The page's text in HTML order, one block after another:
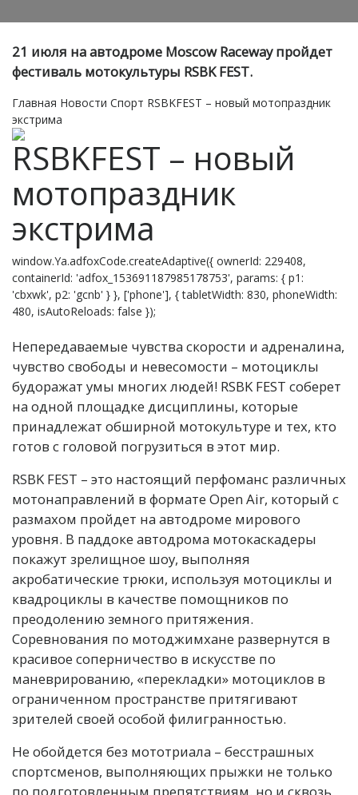
21 июля на автодроме Moscow Raceway пройдет
фестиваль мотокультуры RSBK FEST.
Главная Новости Спорт RSBKFEST – новый мотопраздник
экстрима
RSBKFEST – новый
мотопраздник
экстрима
window.Ya.adfoxCode.createAdaptive({ ownerId: 229408,
containerId: 'adfox_153691187985178753', params: { p1:
'cbxwk', p2: 'gcnb' } }, ['phone'], { tabletWidth: 830, phoneWidth:
480, isAutoReloads: false });
Непередаваемые чувства скорости и адреналина,
чувство свободы и невесомости – мотоциклы
будоражат умы многих людей! RSBK FEST соберет
на одной площадке дисциплины, которые
принадлежат обширной мотокультуре и тех, кто
готов с головой погрузиться в этот мир.
RSBK FEST – это настоящий перфоманс различных
мотонаправлений в формате Open Air, который с
размахом пройдет на автодроме мирового
уровня. В паддоке автодрома мотокаскадеры
покажут зрелищное шоу, выполняя
акробатические трюки, используя мотоциклы и
квадроциклы в качестве помощников по
преодолению земного притяжения.
Соревнования по мотоджимхане развернутся в
красивое соперничество в искусстве по
маневрированию, «перекладки» мотоциклов в
ограниченном пространстве притягивают
зрителей своей особой филигранностью.
Не обойдется без мототриала – бесстрашных
спортсменов, выполняющих прыжки не только
по подготовленным препятствиям, но и сквозь